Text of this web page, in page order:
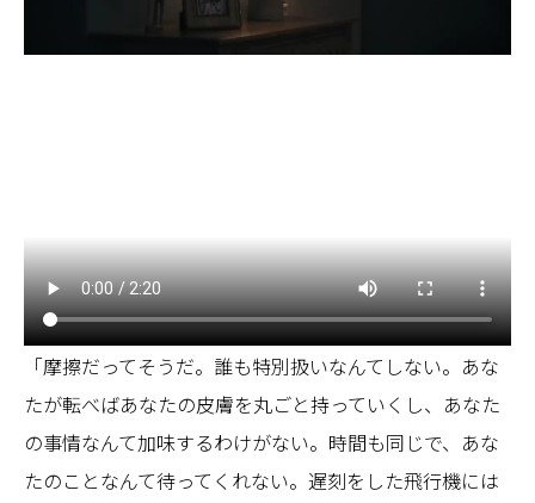
「摩擦だってそうだ。誰も特別扱いなんてしない。あな
たが転べばあなたの皮膚を丸ごと持っていくし、あなた
の事情なんて加味するわけがない。時間も同じで、あな
たのことなんて待ってくれない。遅刻をした飛行機には